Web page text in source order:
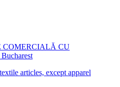
COMERCIALĂ CU
Bucharest
articles, except apparel